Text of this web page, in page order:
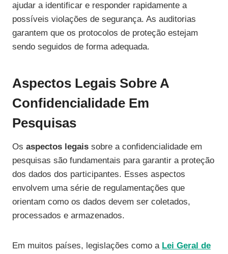
ajudar a identificar e responder rapidamente a
possíveis violações de segurança. As auditorias
garantem que os protocolos de proteção estejam
sendo seguidos de forma adequada.
Aspectos Legais Sobre A
Confidencialidade Em
Pesquisas
Os aspectos legais sobre a confidencialidade em
pesquisas são fundamentais para garantir a proteção
dos dados dos participantes. Esses aspectos
envolvem uma série de regulamentações que
orientam como os dados devem ser coletados,
processados e armazenados.
Em muitos países, legislações como a Lei Geral de